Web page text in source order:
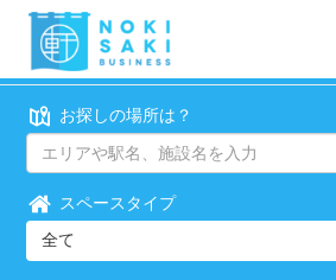
お探しの場所は？
スペースタイプ
全て